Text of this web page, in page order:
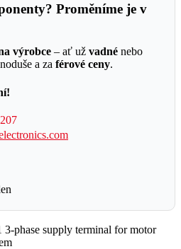
Proměníme je v
výrobce – ať už vadné nebo
a za férové ceny.
phase supply terminal for motor